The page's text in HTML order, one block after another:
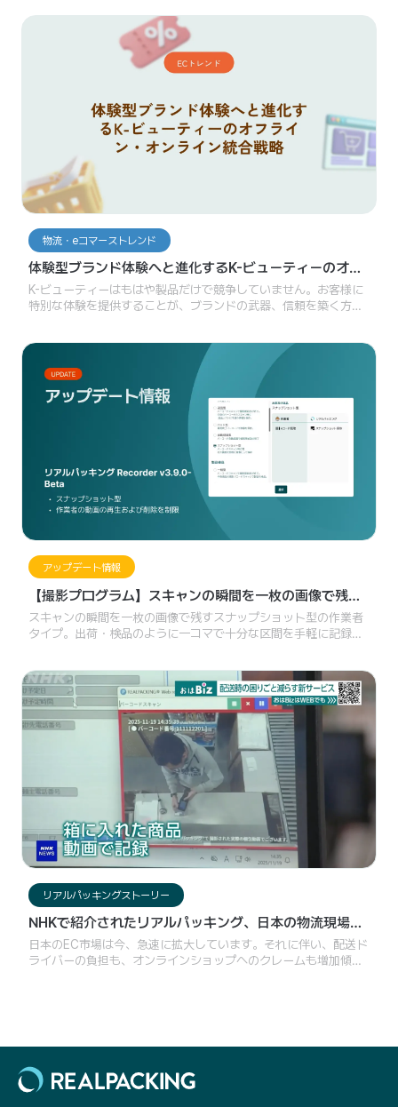
物流・eコマーストレンド
体験型ブランド体験へと進化するK-ビューティーのオフ
ライン・オンライン統合戦略
K-ビューティーはもはや製品だけで競争していません。お客様に
特別な体験を提供することが、ブランドの武器、信頼を築く方
も、グローバルのお客様にも、ブランド体験は同じように続く必
要があります。
アップデート情報
【撮影プログラム】スキャンの瞬間を一枚の画像で残す
スナップショット型の作業者タイプ
スキャンの瞬間を一枚の画像で残すスナップショット型の作業者
タイプ。出荷・検品のように一コマで十分な区間を手軽に記録
リアルパッキングストーリー
NHKで紹介されたリアルパッキング、日本の物流現場が
注目する「映像記録」の価値
日本のEC市場は今、急速に拡大しています。それに伴い、配送ド
ライバーの負担も、オンラインショップへのクレームも増加傾向